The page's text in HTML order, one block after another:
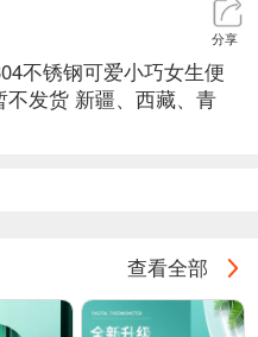
分享
不锈钢可爱小巧女生便
发货 新疆、西藏、青
查看全部